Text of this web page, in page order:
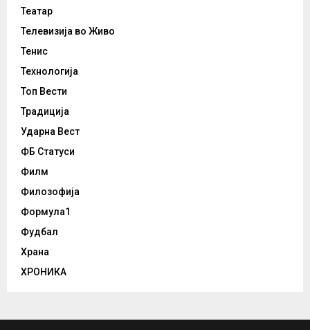
Театар
Телевизија во Живо
Тенис
Технологија
Топ Вести
Традиција
Ударна Вест
ФБ Статуси
Филм
Филозофија
Формула1
Фудбал
Храна
ХРОНИКА